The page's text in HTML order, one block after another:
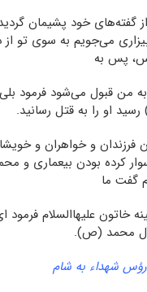
خود پشیمان
می‌جویم به سوی تو
پس به
من قبول می‌شود فرمود
رسید او را به قتل رسانید.
و خواهران و
سوار کرده بودن بیعماری و
گفت ما
خاتون علیهاالسلام فرمود
آل محمد (ص).
رؤس شهداء به شام